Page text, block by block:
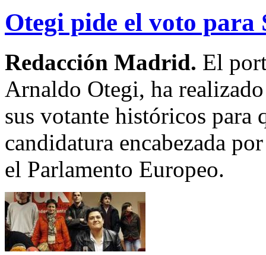
Otegi pide el voto para
Redacción Madrid. El
Arnaldo Otegi, ha
sus votante históricos
candidatura encabezada
el Parlamento Europeo.